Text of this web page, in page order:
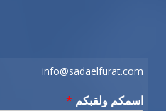
info@sadaelfurat.com
اسمكم ولقبكم *